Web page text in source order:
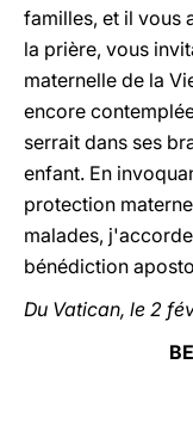
familles, et il vous
la prière, vous
maternelle de la
encore
serrait dans ses
enfant. En
protection
malades,
bénédiction
Du Vatican, le 2